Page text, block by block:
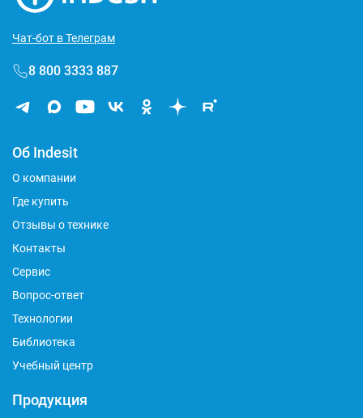
Чат-бот в Телеграм
8 800 3333 887
Об Indesit
О компании
Где купить
Отзывы о технике
Контакты
Сервис
Вопрос-ответ
Технологии
Библиотека
Учебный центр
Продукция